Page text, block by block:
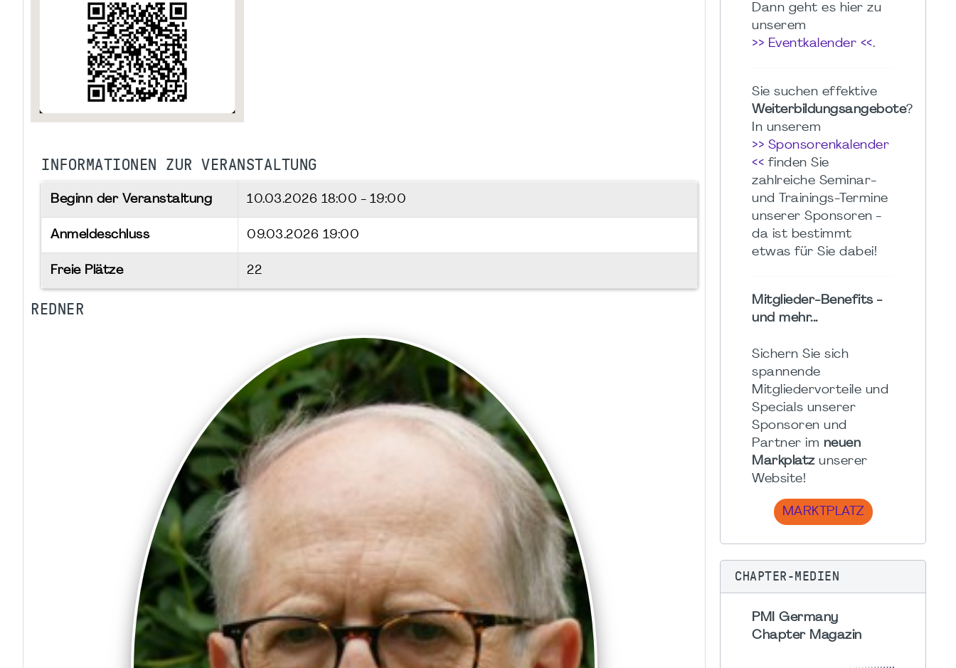
INFORMATIONEN ZUR VERANSTALTUNG
Beginn der Veranstaltung 10.03.2026 18:00 - 19:00
Anmeldeschluss 09.03.2026 19:00
Freie Plätze 22
REDNER
Dann geht es hier zu
unserem
>> Eventkalender <<.
Sie suchen effektive
Weiterbildungsangebote?
In unserem
>> Sponsorenkalender
<< finden Sie
zahlreiche Seminar-
und Trainings-Termine
unserer Sponsoren -
da ist bestimmt
etwas für Sie dabei!
Mitglieder-Benefits -
und mehr...
Sichern Sie sich
spannende
Mitgliedervorteile und
Specials unserer
Sponsoren und
Partner im neuen
Markplatzunserer
Website!
MARKTPLATZ
CHAPTER-MEDIEN
PMI Germany
Chapter Magazin